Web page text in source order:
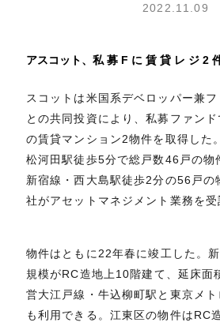
2022.11.09
アスコット、私 募 F に 賃 貸 レ ジ 2
スコットは米国系デベロッパー兼
との共同投資により、私募ファン
の賃貸マンション2物件を取得した
松河田駅徒歩5分で総戸数46戸の
新宿線・西大島駅徒歩2分の56戸の
社がアセットマネジメント業務を受
物件はともに22年春に竣工した。
規模がRC造地上10階建て、延床面
営大江戸線・牛込柳町駅と東京メ
も利用できる。江東区の物件はRC